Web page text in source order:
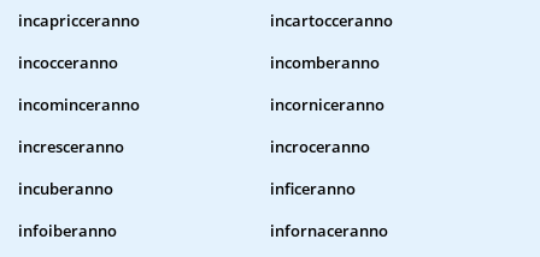
incapricceranno
incartocceranno
incocceranno
incomberanno
incominceranno
incorniceranno
incresceranno
incroceranno
incuberanno
inficeranno
infoiberanno
infornaceranno